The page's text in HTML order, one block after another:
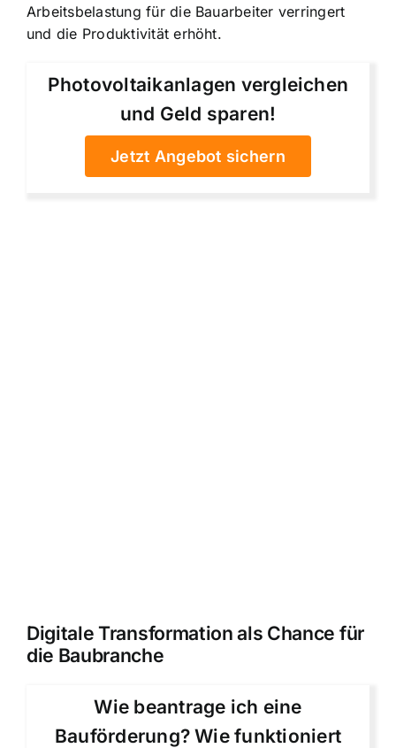
Arbeitsbelastung für die Bauarbeiter verringert
und die Produktivität erhöht.
Photovoltaikanlagen vergleichen
und Geld sparen!
Jetzt Angebot sichern
Digitale Transformation als Chance für
die Baubranche
Wie beantrage ich eine
Bauförderung? Wie funktioniert